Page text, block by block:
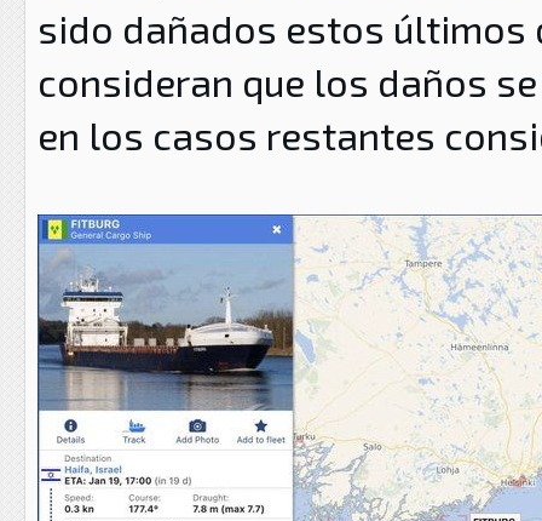
sido dañados estos últimos
consideran que los daños
en los casos restantes